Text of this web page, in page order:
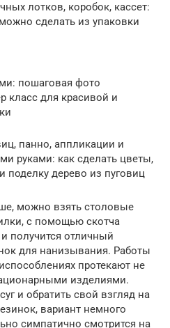
лотков, коробок, кассет:
сделать из упаковки
пошаговая фото
класс для красивой и
панно, аппликации и
руками: как сделать цветы,
поделку дерево из пуговиц
можно взять столовые
с помощью скотча
получится отличный
для нанизывания. Работы
протекают не
изделиями.
и обратить свой взгляд на
вариант немного
симпатично смотрится на